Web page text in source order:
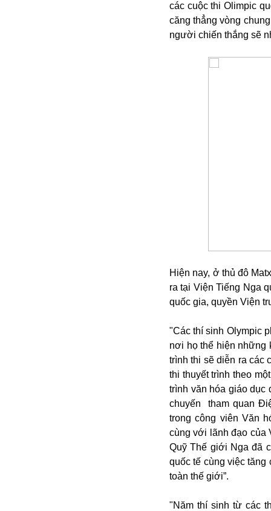
các cuộc thi Olimpic
căng thẳng vòng
người chiến thắng sẽ
Hiện nay, ở thủ đô
ra tại Viện Tiếng Nga
quốc gia, quyền Viện
"Các thí sinh Olympic
nơi họ thể hiện những
trình thi sẽ diễn ra các
thi thuyết trình theo
trình văn hóa giáo dục
chuyến tham quan
trong công viên Văn
cùng với lãnh đạo của
Quỹ Thế giới Nga đã
quốc tế cùng việc tăng
toàn thế giới”.
"Năm thí sinh từ các